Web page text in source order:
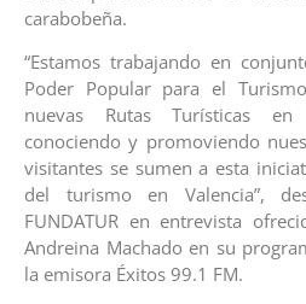
carabobeña.
“Estamos trabajando en
Poder Popular para el
nuevas Rutas Turísticas
conociendo y promoviendo
visitantes se sumen a esta
del turismo en Valencia”,
FUNDATUR en entrevista
Andreina Machado en su
la emisora Éxitos 99.1 FM.